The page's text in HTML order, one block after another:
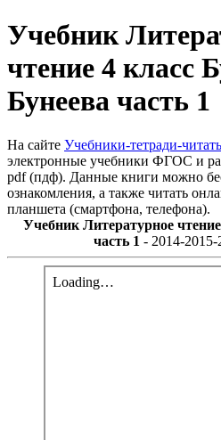
Учебник
чтение 4 класс
Бунеева часть 1
На сайте Учебники-тетради-
электронные учебники ФГОС и
pdf (пдф). Данные книги можно
ознакомления, а также читать
планшета (смартфона, телефона).
Учебник Литературное
часть 1 - 2014-2015-